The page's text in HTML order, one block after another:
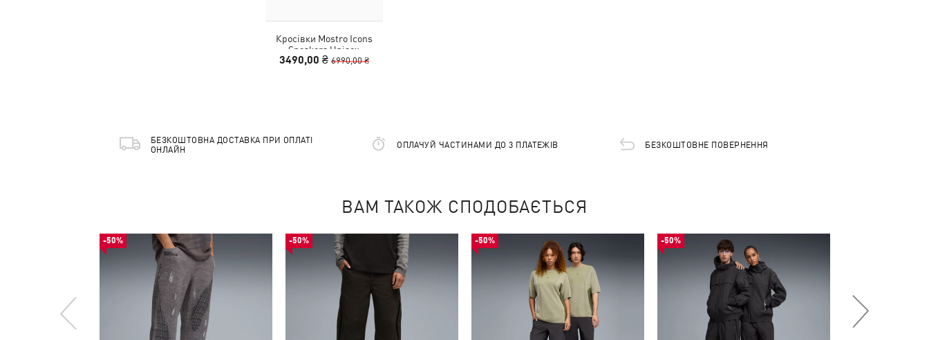
Кросівки Mostro Icons
Sneakers Unisex
3490,00 ₴ 6990,00 ₴
БЕЗКОШТОВНА ДОСТАВКА ПРИ ОПЛАТІ
ОНЛАЙН
ОПЛАЧУЙ ЧАСТИНАМИ ДО 3 ПЛАТЕЖІВ БЕЗКОШТОВНЕ ПОВЕРНЕННЯ
ВАМ ТАКОЖ СПОДОБАЄТЬСЯ
-50% -50% -50% -50%